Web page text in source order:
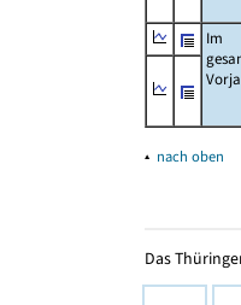
Im
▴ nach oben
Das